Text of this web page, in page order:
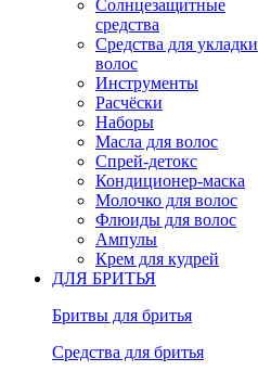
Солнцезащитные
средства
Средства для укладки
волос
Инструменты
Расчёски
Наборы
Масла для волос
Спрей-детокс
Кондиционер-маска
Молочко для волос
Флюиды для волос
Ампулы
Крем для кудрей
ДЛЯ БРИТЬЯ
Бритвы для бритья
Средства для бритья